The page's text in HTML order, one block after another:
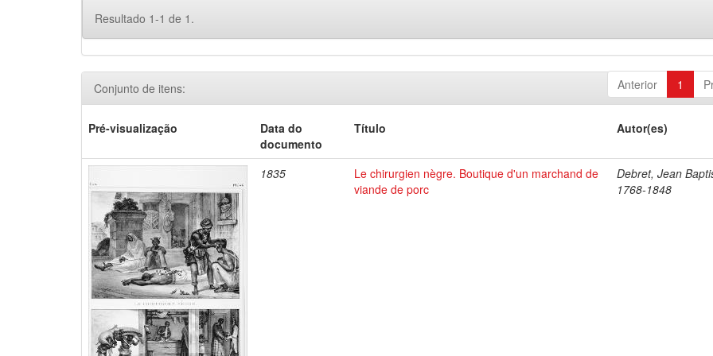
Resultado 1-1 de 1.
Anterior 1
Conjunto de itens:
Pré-visualização
Data do
documento
Título Autor(es)
1835
Le chirurgien nègre. Boutique d'un marchand de
viande de porc
Debret, Jean
1768-1848